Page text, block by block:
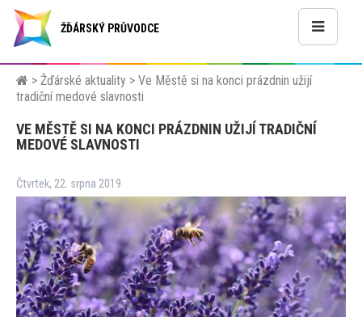
ŽĎÁRSKÝ PRŮVODCE
> Žďárské aktuality > Ve Městě si na konci prázdnin užijí
tradiční medové slavnosti
VE MĚSTĚ SI NA KONCI PRÁZDNIN UŽIJÍ TRADIČNÍ
MEDOVÉ SLAVNOSTI
Čtvrtek, 22. srpna 2019